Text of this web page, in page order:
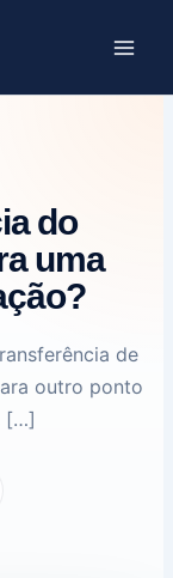
do
uma
de
outro ponto
[…]